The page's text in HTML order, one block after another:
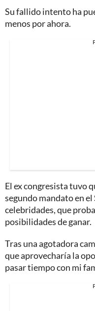
Su fallido intento ha
menos por ahora.
El ex congresista tuvo
segundo mandato en
celebridades, que
posibilidades de ganar.
Tras una agotadora
que aprovecharía la
pasar tiempo con mi